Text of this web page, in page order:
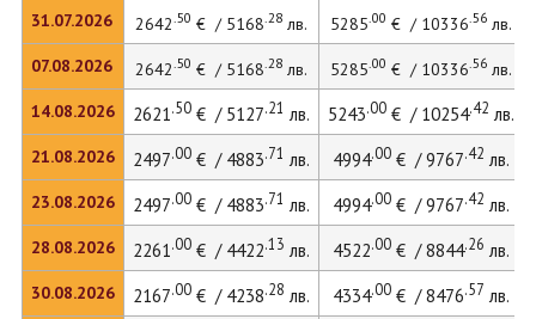
31.07.2026
07.08.2026
14.08.2026
21.08.2026
23.08.2026
28.08.2026
30.08.2026
2642.50 € / 5168.28лв. 5285.00 € / 10336.56лв.
2642.50 € / 5168.28лв. 5285.00 € / 10336.56лв.
2621.50€ / 5127.21 лв. 5243.00€ / 10254.42 лв.
2497.00€ / 4883.71 лв. 4994.00€ / 9767.42 лв.
2497.00€ / 4883.71 лв. 4994.00€ / 9767.42 лв.
2261.00€ / 4422.13 лв. 4522.00€ / 8844.26 лв.
2167.00€ / 4238.28 лв. 4334.00€ / 8476.57 лв.